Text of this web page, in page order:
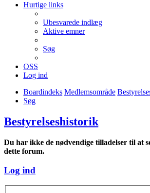
Hurtige links
Ubesvarede indlæg
Aktive emner
Søg
OSS
Log ind
Boardindeks Medlemsområde
Søg
Bestyrelseshistorik
Du har ikke de nødvendige tilladelser til at
dette forum.
Log ind